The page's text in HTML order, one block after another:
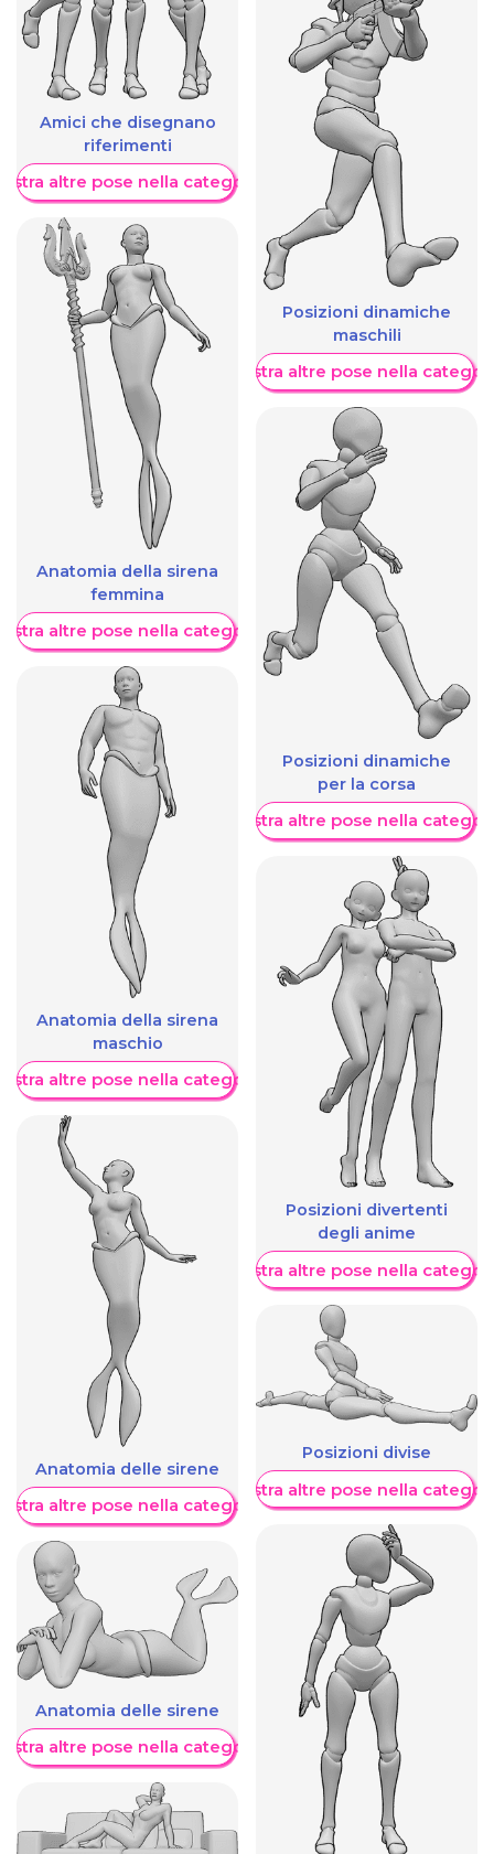
Amici che disegnano
riferimenti
altre pose nella categoria
Anatomia della sirena
femmina
altre pose nella categoria
Anatomia della sirena
maschio
altre pose nella categoria
Anatomia delle sirene
altre pose nella categoria
Anatomia delle sirene
altre pose nella categoria
Posizioni dinamiche
maschili
Mostra altre pose nella
Posizioni dinamiche
per la corsa
Mostra altre pose nella
Posizioni divertenti
degli anime
Mostra altre pose nella
Posizioni divise
Mostra altre pose nella